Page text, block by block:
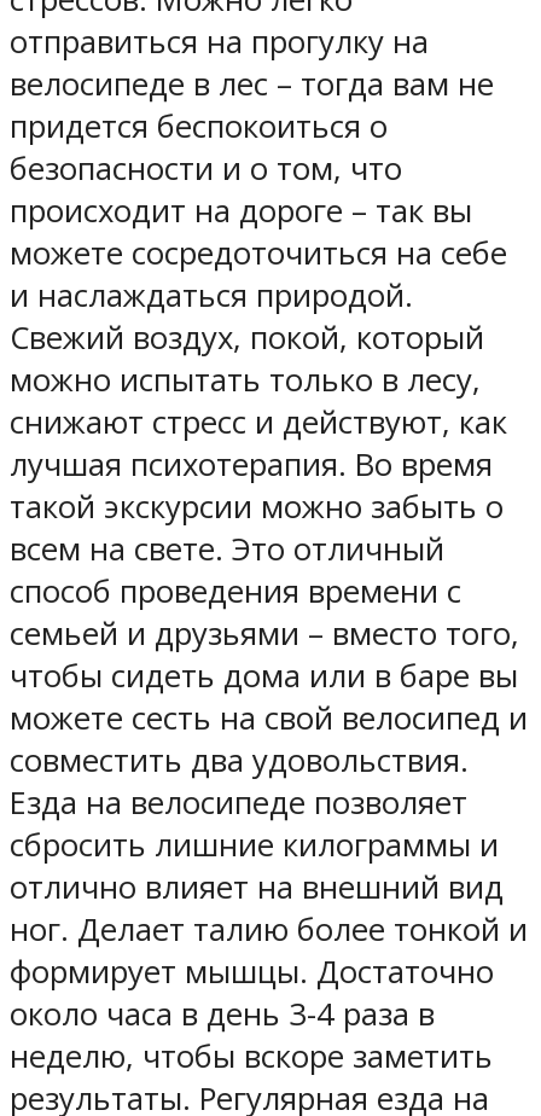
отправиться на прогулку на
велосипеде в лес – тогда вам не
придется беспокоиться о
безопасности и о том, что
происходит на дороге – так вы
можете сосредоточиться на себе
и наслаждаться природой.
Свежий воздух, покой, который
можно испытать только в лесу,
снижают стресс и действуют, как
лучшая психотерапия. Во время
такой экскурсии можно забыть о
всем на свете. Это отличный
способ проведения времени с
семьей и друзьями – вместо того,
чтобы сидеть дома или в баре вы
можете сесть на свой велосипед и
совместить два удовольствия.
Езда на велосипеде позволяет
сбросить лишние килограммы и
отлично влияет на внешний вид
ног. Делает талию более тонкой и
формирует мышцы. Достаточно
около часа в день 3-4 раза в
неделю, чтобы вскоре заметить
результаты. Регулярная езда на